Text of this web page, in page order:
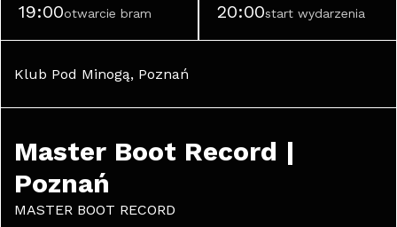
19:00otwarcie bram 20:00start wydarzenia
Klub Pod Minogą, Poznań
Master Boot Record |
Poznań
MASTER BOOT RECORD